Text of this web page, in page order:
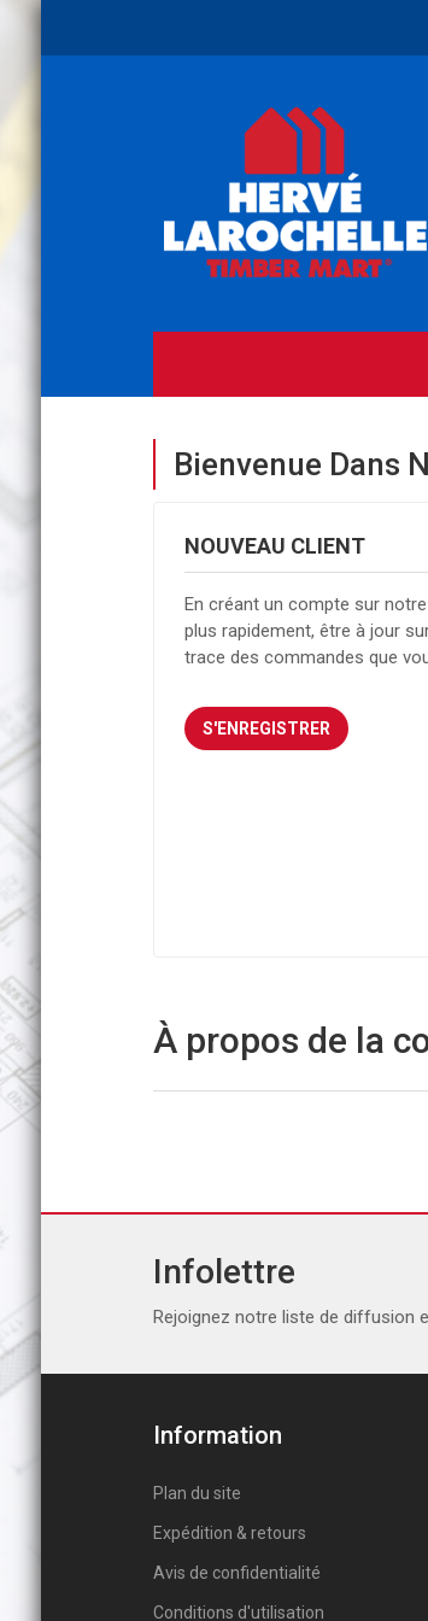
Bienvenue Dans
NOUVEAU CLIENT
En créant un compte sur
plus rapidement, être à jour
trace des commandes que
À propos de la
Infolettre
Rejoignez notre liste de diffusion
Information
Plan du site
Expédition & retours
Avis de confidentialité
Conditions d'utilisation